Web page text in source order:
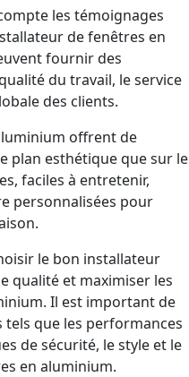
les témoignages
de fenêtres en
fournir des
du travail, le service
des clients.
offrent de
plan esthétique que sur le
faciles à entretenir,
personnalisées pour
le bon installateur
qualité et maximiser les
Il est important de
que les performances
de sécurité, le style et le
en aluminium.